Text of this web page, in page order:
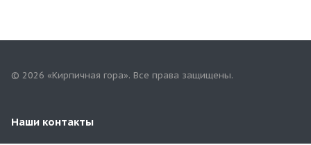
© 2026 «Кирпичная гора». Все права защищены.
Наши контакты